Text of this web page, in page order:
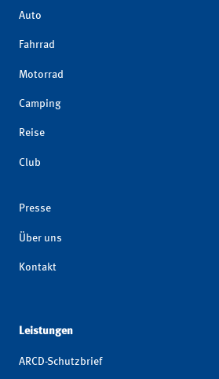
Auto
Fahrrad
Motorrad
Camping
Reise
Club
Presse
Über uns
Kontakt
Leistungen
ARCD-Schutzbrief